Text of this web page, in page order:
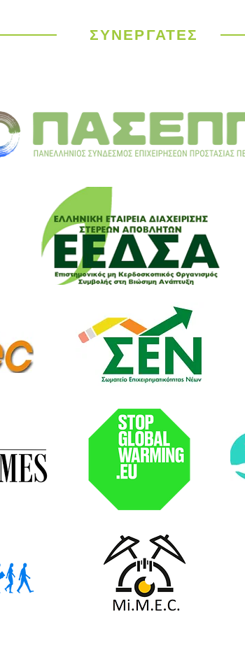
καύσωνας σαρώνει την
Ευρώπη
ΣΥΝΕΡΓΑΤΕΣ